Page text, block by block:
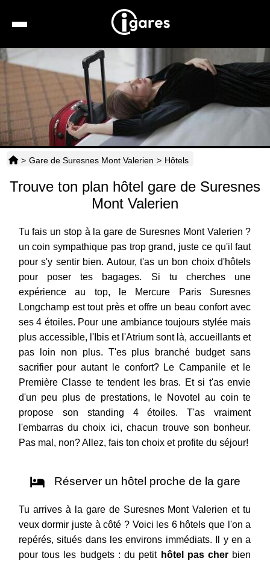
Location de voiture
Hôtels
Taxis
Horaires
> Gare de Suresnes Mont Valerien > Hôtels
Trouve ton plan hôtel gare de Suresnes
Mont Valerien
Tu fais un stop à la gare de Suresnes Mont Valerien ?
un coin sympathique pas trop grand, juste ce qu'il faut
pour s'y sentir bien. Autour, t'as un bon choix d'hôtels
pour poser tes bagages. Si tu cherches une
expérience au top, le Mercure Paris Suresnes
Longchamp est tout près et offre un beau confort avec
ses 4 étoiles. Pour une ambiance toujours stylée mais
plus accessible, l'Ibis et l'Atrium sont là, accueillants et
pas loin non plus. T'es plus branché budget sans
sacrifier pour autant le confort? Le Campanile et le
Première Classe te tendent les bras. Et si t'as envie
d'un peu plus de prestations, le Novotel au coin te
propose son standing 4 étoiles. T'as vraiment
l'embarras du choix ici, chacun trouve son bonheur.
Pas mal, non? Allez, fais ton choix et profite du séjour!
Réserver un hôtel proche de la gare
Tu arrives à la gare de Suresnes Mont Valerien et tu
veux dormir juste à côté ? Voici les 6 hôtels que l'on a
repérés, situés dans les environs immédiats. Il y en a
pour tous les budgets : du petit hôtel pas cher bien